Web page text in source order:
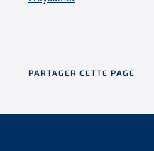
PARTAGER CETTE PAGE